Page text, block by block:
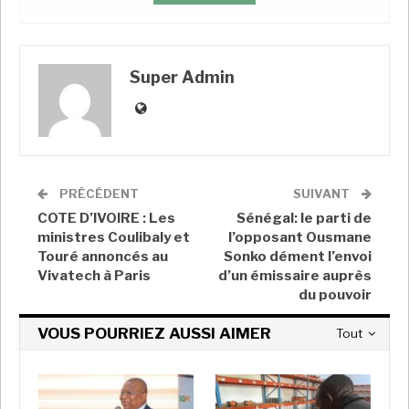
sénateur, à l’âge de 85 ans, il avait fait un énième
come-back en septembre 2022, toujours sous
l’étiquetteForza Italia. Mais son assiduité à la
chambre haute du Parlement était quasi nulle. Silvio
Berlusconi, dont le parti appartient à la coalition
Giorgia Meloni, avait
en effet multiplié ces derniers temps les séjours à
Une vie bling bling
Super Admin
PRÉCÉDENT
COTE D’IVOIRE : Les
ministres Coulibaly et
Touré annoncés au
Vivatech à Paris
SUIVANT
Sénégal: le parti de
l’opposant Ousmane
Sonko dément l’envoi
d’un émissaire auprès
du pouvoir
Tout
VOUS POURRIEZ AUSSI AIMER